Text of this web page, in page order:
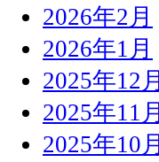
2026年2月
2026年1月
2025年12月
2025年11月
2025年10月